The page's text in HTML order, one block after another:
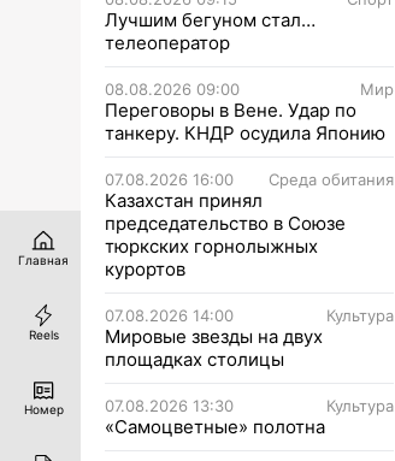
Лучшим бегуном стал…
телеоператор
08.08.2026 09:00 Мир
Переговоры в Вене. Удар по
танкеру. КНДР осудила Японию
07.08.2026 16:00 Среда обитания
Казахстан принял
председательство в Союзе
тюркских горнолыжных
курортов
07.08.2026 14:00 Культура
Мировые звезды на двух
площадках столицы
07.08.2026 13:30 Культура
«Самоцветные» полотна
Главная
Reels
Номер